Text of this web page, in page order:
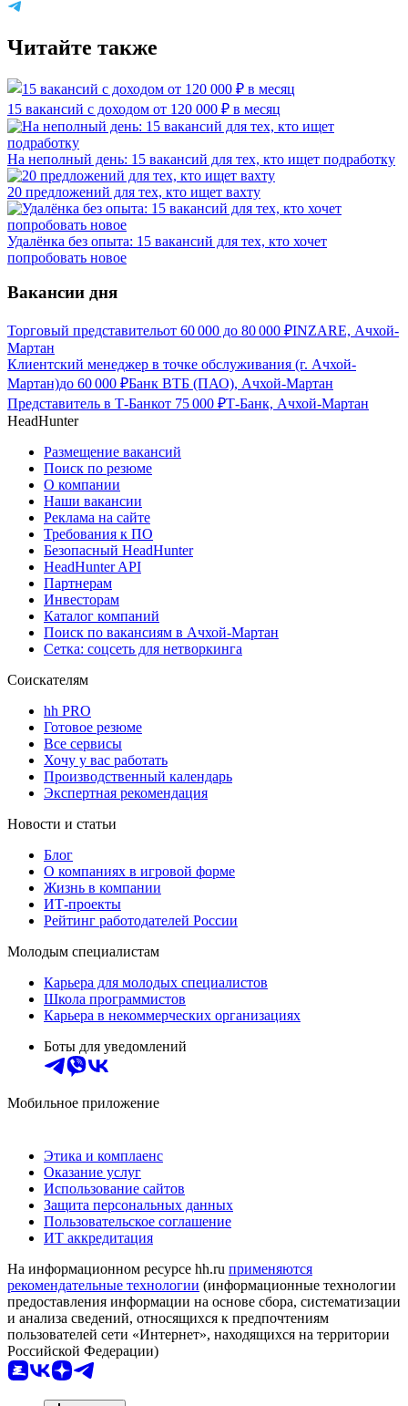
Читайте также
15 вакансий с доходом от 120 000 ₽ в месяц
На неполный день: 15 вакансий для тех, кто ищет подработку
20 предложений для тех, кто ищет вахту
Удалёнка без опыта: 15 вакансий для тех, кто хочет
попробовать новое
Вакансии дня
Торговый представительот 60 000 до 80 000 ₽INZARE, Ачхой-
Мартан
Клиентский менеджер в точке обслуживания (г. Ачхой-
Мартан)до 60 000 ₽Банк ВТБ (ПАО), Ачхой-Мартан
Представитель в Т-Банкот 75 000 ₽Т-Банк, Ачхой-Мартан
HeadHunter
Размещение вакансий
Поиск по резюме
О компании
Наши вакансии
Реклама на сайте
Требования к ПО
Безопасный HeadHunter
HeadHunter API
Партнерам
Инвесторам
Каталог компаний
Поиск по вакансиям в Ачхой-Мартан
Сетка: соцсеть для нетворкинга
Соискателям
hh PRO
Готовое резюме
Все сервисы
Хочу у вас работать
Производственный календарь
Экспертная рекомендация
Новости и статьи
Блог
О компаниях в игровой форме
Жизнь в компании
ИТ-проекты
Рейтинг работодателей России
Молодым специалистам
Карьера для молодых специалистов
Школа программистов
Карьера в некоммерческих организациях
Боты для уведомлений
Мобильное приложение
Этика и комплаенс
Оказание услуг
Использование сайтов
Защита персональных данных
Пользовательское соглашение
ИТ аккредитация
На информационном ресурсе hh.ru применяются
рекомендательные технологии (информационные технологии
предоставления информации на основе сбора, систематизации
и анализа сведений, относящихся к предпочтениям
пользователей сети «Интернет», находящихся на территории
Российской Федерации)